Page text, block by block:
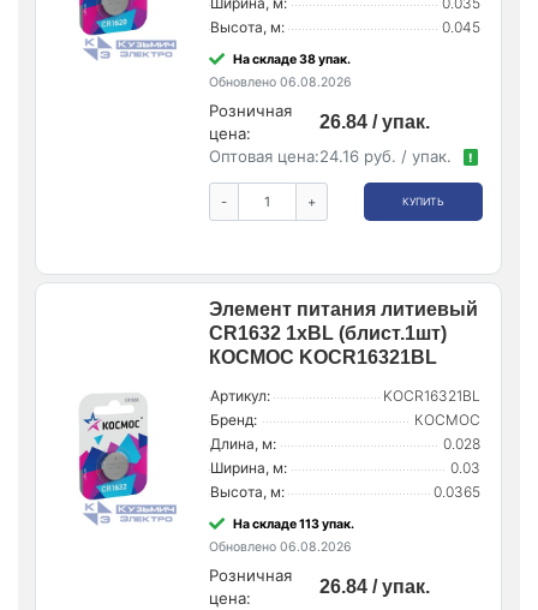
Высота, м:
0.045
На складе 38 упак.
Обновлено 06.08.2026
Розничная
цена:
26.84 / упак.
Оптовая цена:24.16 руб. / упак. !
- + КУПИТЬ
Элемент питания литиевый
CR1632 1хBL (блист.1шт)
КОСМОС KOCR16321BL
Артикул:
KOCR16321BL
Бренд:
КОСМОС
Длина, м:
0.028
Ширина, м:
0.03
Высота, м:
0.0365
На складе 113 упак.
Обновлено 06.08.2026
Розничная
цена:
26.84 / упак.